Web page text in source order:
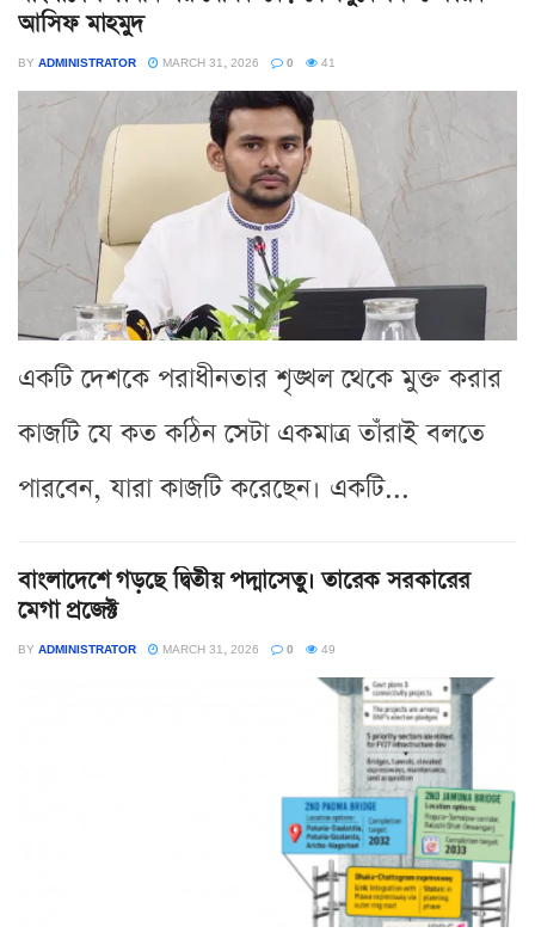
আসিফ মাহমুদ
BY ADMINISTRATOR MARCH 31, 2026 0 41
একটি দেশকে পরাধীনতার শৃঙ্খল থেকে মুক্ত করার
কাজটি যে কত কঠিন সেটা একমাত্র তাঁরাই বলতে
পারবেন, যারা কাজটি করেছেন। একটি...
বাংলাদেশে গড়ছে দ্বিতীয় পদ্মাসেতু। তারেক সরকারের
মেগা প্রজেক্ট
BY ADMINISTRATOR MARCH 31, 2026 0 49